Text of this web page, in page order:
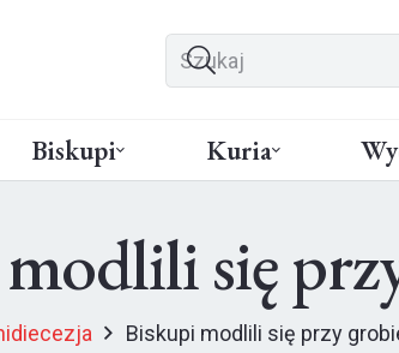
Biskupi Kuria
się
Biskupi modlili się przy